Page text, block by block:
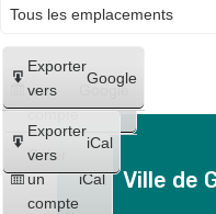
Créer
un
compte
Google
Créer
un
compte
iCal
Exporter
vers
Google
Exporter
vers
iCal
Ville de